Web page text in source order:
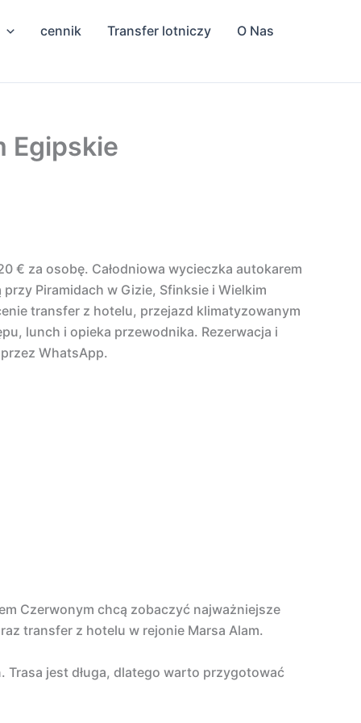
cennik Transfer lotniczy O Nas
Egipskie
€ za osobę. Całodniowa wycieczka autokarem
Piramidach w Gizie, Sfinksie i Wielkim
transfer z hotelu, przejazd klimatyzowanym
lunch i opieka przewodnika. Rezerwacja i
WhatsApp.
Czerwonym chcą zobaczyć najważniejsze
transfer z hotelu w rejonie Marsa Alam.
jest długa, dlatego warto przygotować